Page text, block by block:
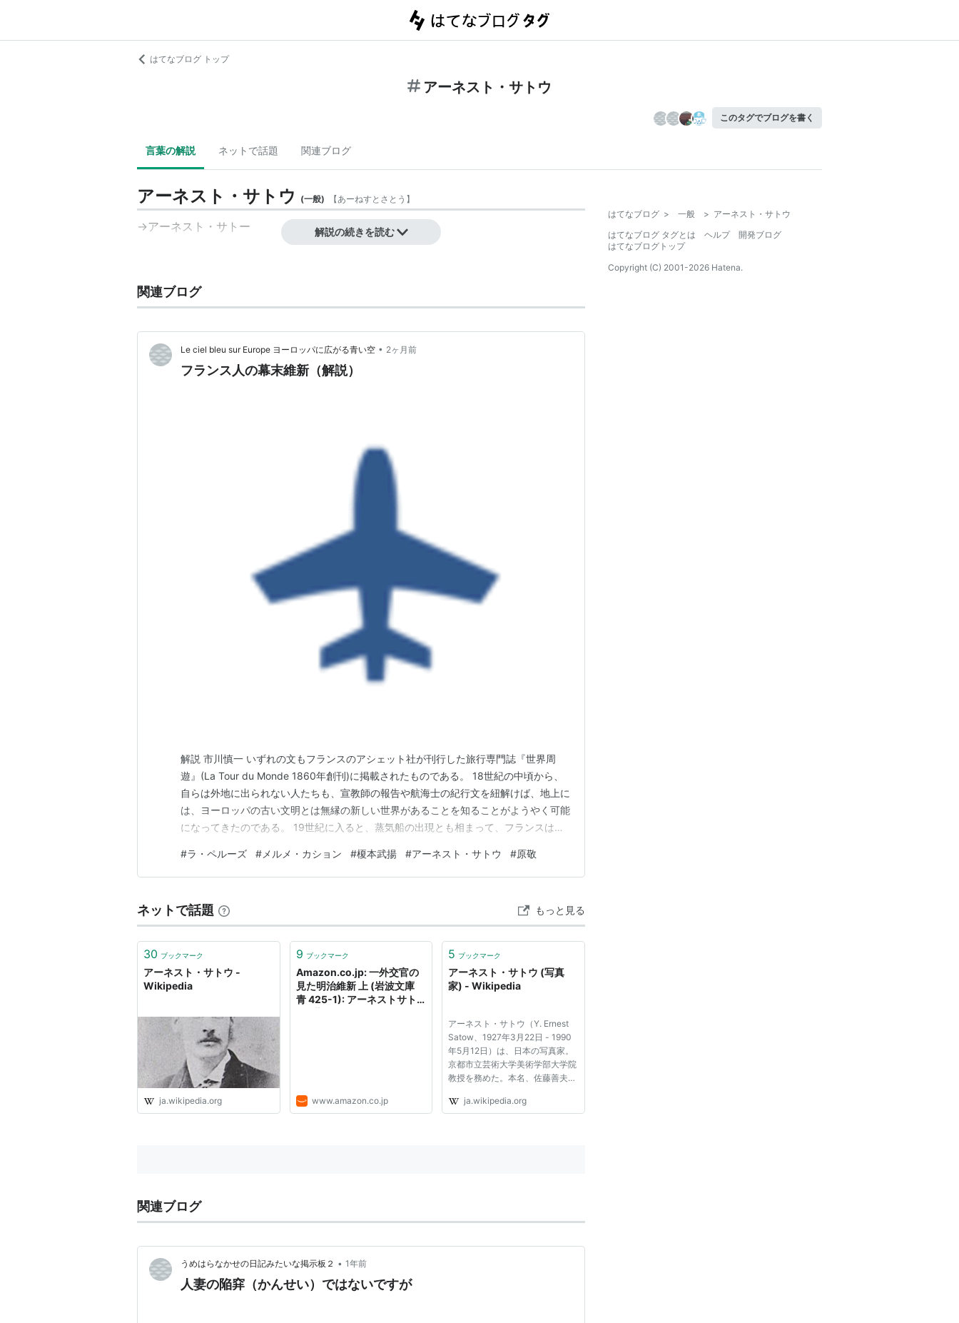
はてなブログ トップ
アーネスト・サトウ
このタグでブログを書く
言葉の解説 ネットで話題 関連ブログ
アーネスト・サトウ (一般) 【あーねすとさとう 】
→アーネスト・サトー 解説の続きを読む
関連ブログ
Le ciel bleu sur Europe ヨーロッパに広がる青い空 • 2ヶ月前
フランス人の幕末維新（解説）
解説 市川慎一 いずれの文もフランスのアシェット社が刊行した旅行専門誌『世界周
遊』(La Tour du Monde 1860年創刊)に掲載されたものである。 18世紀の中頃から、
自らは外地に出られない人たちも、宣教師の報告や航海士の紀行文を紐解けば、地上に
は、ヨーロッパの古い文明とは無縁の新しい世界があることを知ることがようやく可能
になってきたのである。 19世紀に入ると、蒸気船の出現とも相まって、フランスは空
員の日本観｣について 日本の地図では｢宗谷海峡｣の名で親しまれている海峡は、国際的
にはむしろ｢ラ・ペルー…
#ラ・ペルーズ # メルメ・カション #榎本武揚 #アーネスト・サトウ #原敬
ネットで話題 もっと見る
30 ブックマーク
アーネスト・サトウ -
Wikipedia
ja.wikipedia.org
9 ブックマーク
Amazon.co.jp: 一外交官の
見た明治維新 上 (岩波文庫
青 425-1): アーネストサト
www.amazon.co.jp
5 ブックマーク
アーネスト・サトウ (写真
家) - Wikipedia
アーネスト・サトウ（Y. Ernest
Satow、1927年3月22日 - 1990
年5月12日）は、日本の写真家。
京都市立芸術大学美術学部大学院
教授を務めた。本名、佐藤善夫。
1957年（昭和32年）にアメリカ
ja.wikipedia.org
関連ブログ
うめはらなかせの日記みたいな掲示板２ • 1年前
人妻の陥穽（かんせい）ではないですが
はてなブログ > 一般 > アーネスト・サトウ
はてなブログ タグとは
ヘルプ
開発ブログ
はてなブログトップ
Copyright (C) 2001-2026 Hatena.